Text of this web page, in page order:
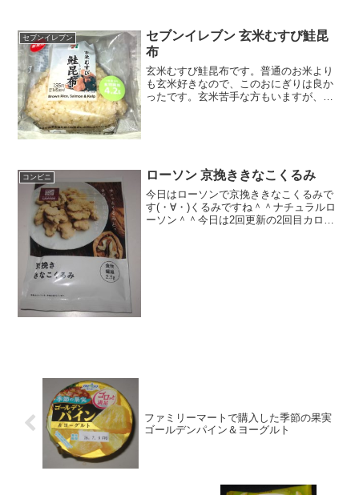
品のカロリーや糖質もランキングで紹介
しているので、罪悪感なく秋の味覚を楽
しみたい方は必見です。
セブンイレブン
セブンイレブン 玄米むすび鮭昆
布
玄米むすび鮭昆布です。普通のお米より
も玄米好きなので、このおにぎりは良か
ったです。玄米苦手な方もいますが、私
コンビニ ローソン 京挽ききなこくるみ
今日はローソンで京挽ききなこくるみで
す(・∀・)くるみですね＾＾ナチュラルロ
ーソン＾＾今日は2回更新の2回目カロリ
ファミリーマートで購入した季節の果実
ゴールデンパイン＆ヨーグルト